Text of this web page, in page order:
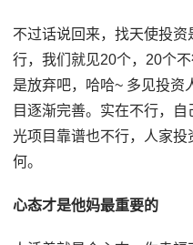
不过话说回来，找天使投
行，我们就见20个，20个
是放弃吧，哈哈~ 多见投资
目逐渐完善。实在不行，
光项目靠谱也不行，人家
何。
心态才是他妈最重要的